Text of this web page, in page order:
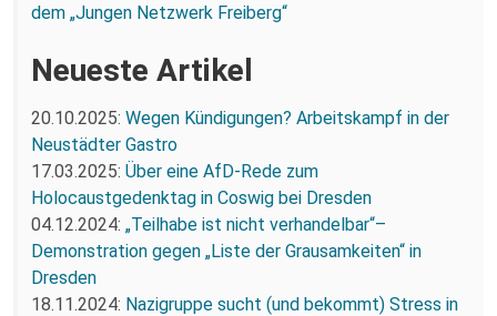
dem „Jungen Netzwerk Freiberg“
Neueste Artikel
20.10.2025: Wegen Kündigungen? Arbeitskampf in der
Neustädter Gastro
17.03.2025: Über eine AfD-Rede zum
Holocaustgedenktag in Coswig bei Dresden
04.12.2024: „Teilhabe ist nicht verhandelbar“–
Demonstration gegen „Liste der Grausamkeiten“ in
Dresden
18.11.2024: Nazigruppe sucht (und bekommt) Stress in